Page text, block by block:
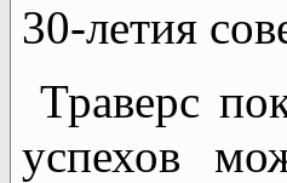
30-летия
Траверс
успехов